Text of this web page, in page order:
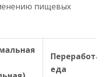
пищевых
еда